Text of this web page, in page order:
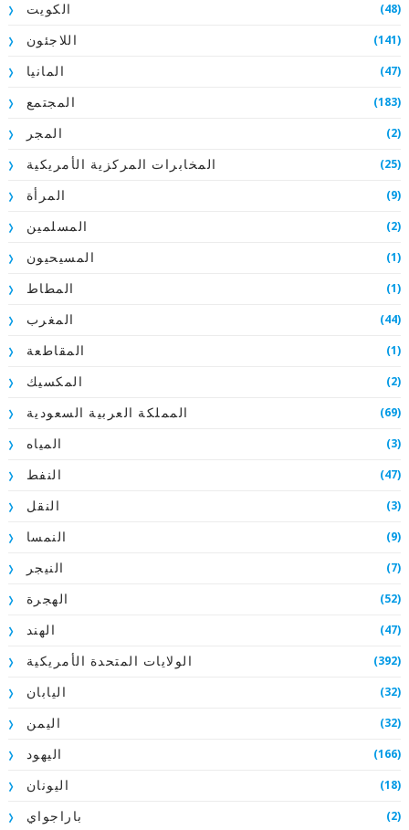
الكويت (48)
اللاجئون (141)
المانيا (47)
المجتمع (183)
المجر (2)
المخابرات المركزية الأمريكية (25)
المرأة (9)
المسلمين (2)
المسيحيون (1)
المطاط (1)
المغرب (44)
المقاطعة (1)
المكسيك (2)
المملكة العربية السعودية (69)
المياه (3)
النفط (47)
النقل (3)
النمسا (9)
النيجر (7)
الهجرة (52)
الهند (47)
الولايات المتحدة الأمريكية (392)
اليابان (32)
اليمن (32)
اليهود (166)
اليونان (18)
باراجواي (2)